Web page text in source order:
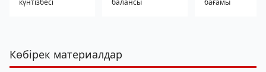
күнтізбесі
балансы
бағамы
Көбірек материалдар